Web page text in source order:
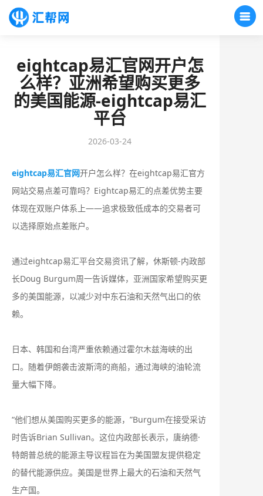
eightcap易汇官网开户怎
么样？亚洲希望购买更多
的美国能源-eightcap易汇
平台
2026-03-24
eightcap易汇官网开户怎么样？在eightcap易汇官方
网站交易点差可靠吗？‌‌‌Eightcap易汇的点差优势主要
体现在双账户体系上——追求极致低成本的交易者可
以选择原始点差账户。
通过eightcap易汇平台交易资讯了解，休斯顿-内政部
长Doug Burgum周一告诉媒体，亚洲国家希望购买更
多的美国能源，以减少对中东石油和天然气出口的依
赖。
日本、韩国和台湾严重依赖通过霍尔木兹海峡的出
口。随着伊朗袭击波斯湾的商船，通过海峡的油轮流
量大幅下降。
“他们想从美国购买更多的能源，”Burgum在接受采访
时告诉Brian Sullivan。这位内政部长表示，唐纳德·
特朗普总统的能源主导议程旨在为美国盟友提供稳定
的替代能源供应。美国是世界上最大的石油和天然气
生产国。